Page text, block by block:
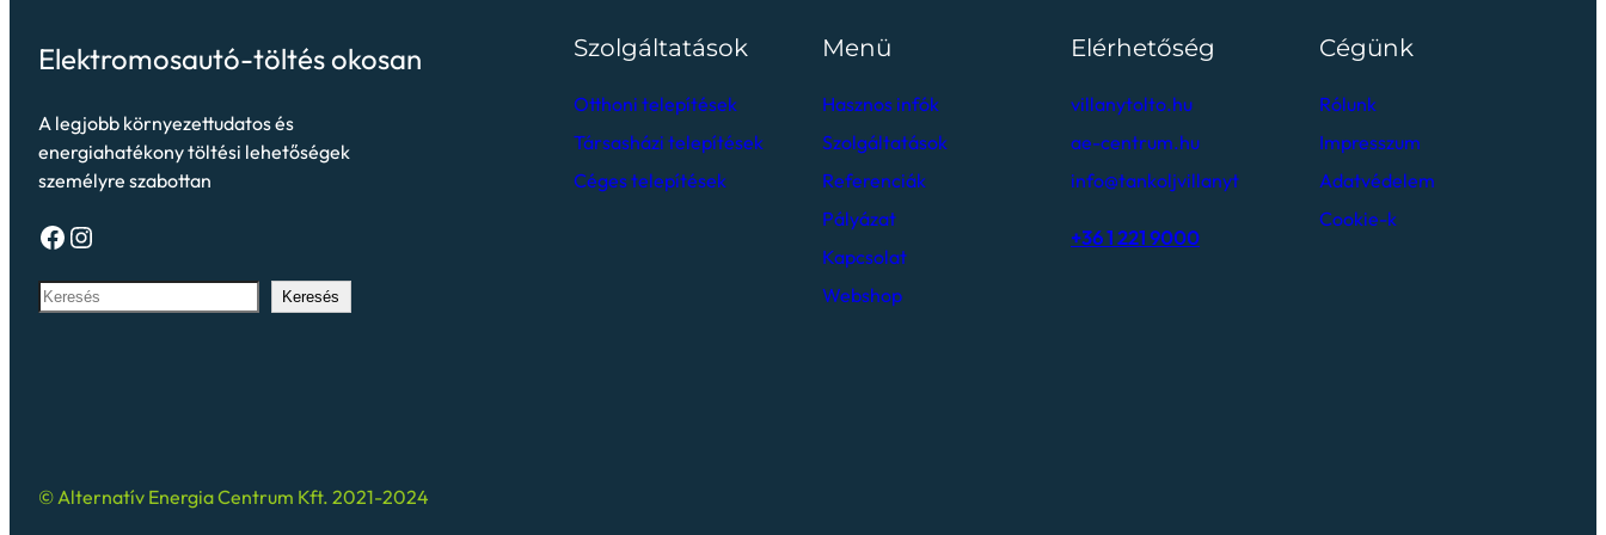
Elektromosautó-töltés okosan
A legjobb környezettudatos és
energiahatékony töltési lehetőségek
személyre szabottan
Keresés
Szolgáltatások
Otthoni telepítések
Társasházi telepítések
Céges telepítések
Menü
Hasznos infók
Szolgáltatások
Referenciák
Pályázat
Kapcsolat
Webshop
Elérhetőség
villanytolto.hu
ae-centrum.hu
info@tankoljvillanyt
+36 1 221 9000
Cégünk
Rólunk
Impresszum
Adatvédelem
Cookie-k
© Alternatív Energia Centrum Kft. 2021-2024